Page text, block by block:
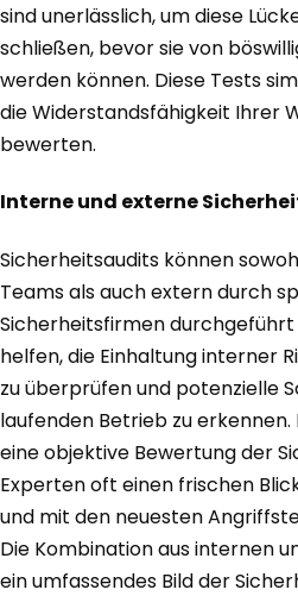
sind unerlässlich, um diese
schließen, bevor sie von
werden können. Diese Tests
die Widerstandsfähigkeit Ihrer
bewerten.
Interne und externe
Sicherheitsaudits können
Teams als auch extern durch
Sicherheitsfirmen
helfen, die Einhaltung interner
zu überprüfen und potenzielle
laufenden Betrieb zu
eine objektive Bewertung der
Experten oft einen frischen
und mit den neuesten
Die Kombination aus internen
ein umfassendes Bild der